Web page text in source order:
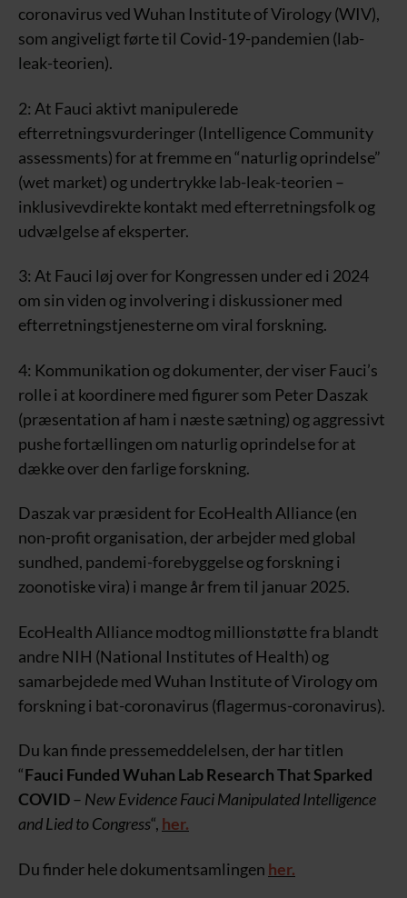
coronavirus ved Wuhan Institute of Virology (WIV),
som angiveligt førte til Covid-19-pandemien (lab-
leak-teorien).
2: At Fauci aktivt manipulerede
efterretningsvurderinger (Intelligence Community
assessments) for at fremme en “naturlig oprindelse”
(wet market) og undertrykke lab-leak-teorien –
inklusivevdirekte kontakt med efterretningsfolk og
udvælgelse af eksperter.
3: At Fauci løj over for Kongressen under ed i 2024
om sin viden og involvering i diskussioner med
efterretningstjenesterne om viral forskning.
4: Kommunikation og dokumenter, der viser Fauci’s
rolle i at koordinere med figurer som Peter Daszak
(præsentation af ham i næste sætning) og aggressivt
pushe fortællingen om naturlig oprindelse for at
dække over den farlige forskning.
Daszak var præsident for EcoHealth Alliance (en
non-profit organisation, der arbejder med global
sundhed, pandemi-forebyggelse og forskning i
zoonotiske vira) i mange år frem til januar 2025.
EcoHealth Alliance modtog millionstøtte fra blandt
andre NIH (National Institutes of Health) og
samarbejdede med Wuhan Institute of Virology om
forskning i bat-coronavirus (flagermus-coronavirus).
Du kan finde pressemeddelelsen, der har titlen
“Fauci Funded Wuhan Lab Research That Sparked
COVID– New Evidence Fauci Manipulated Intelligence
and Lied to Congress“, her.
Du finder hele dokumentsamlingen her.